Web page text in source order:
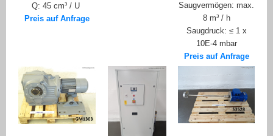
Q: 45 cm³ / U
Preis auf Anfrage
Saugvermögen: max.
8 m³ / h
Saugdruck: ≤ 1 x
10E-4 mbar
Preis auf Anfrage